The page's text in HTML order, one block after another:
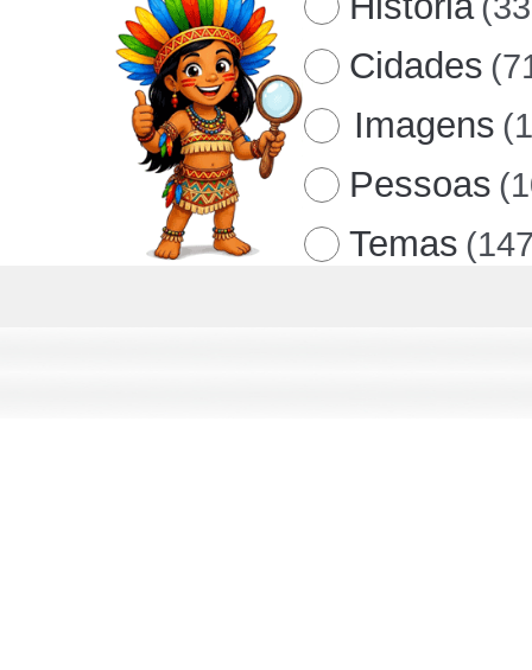
Cidades
Imagens
Pessoas
Temas